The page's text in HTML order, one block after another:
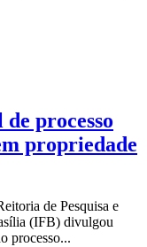
processo
propriedade
de Pesquisa e
(IFB) divulgou
processo...